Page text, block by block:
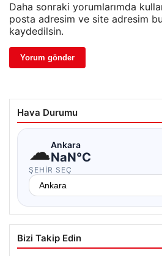
Daha sonraki yorumlarımda
posta adresim ve site adresim bu
kaydedilsin.
Hava Durumu
☁Ankara
NaN°C
ŞEHIR SEÇ
Bizi Takip Edin